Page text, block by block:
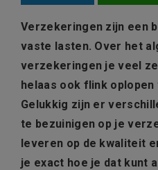
Verzekeringen zijn een
vaste lasten. Over het
verzekeringen je veel
helaas ook flink
Gelukkig zijn er
te bezuinigen op je
leveren op de kwaliteit
je exact hoe je dat kunt